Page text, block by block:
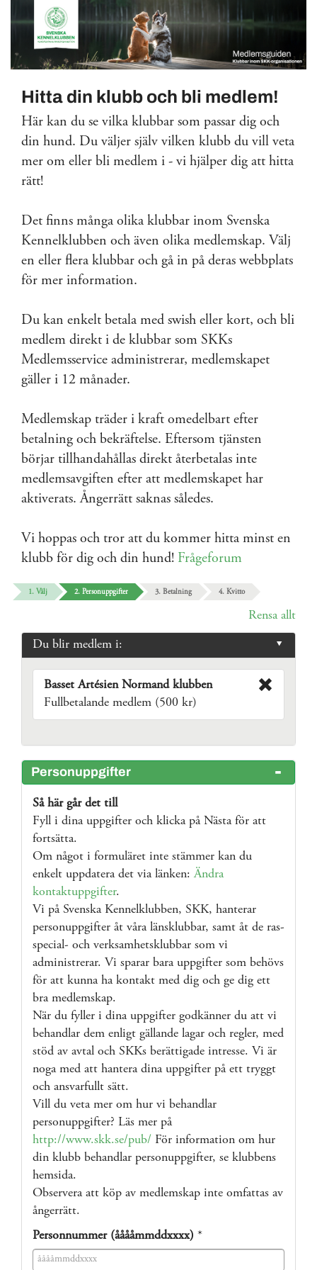
Hitta din klubb och bli medlem!
Här kan du se vilka klubbar som passar dig och
din hund. Du väljer själv vilken klubb du vill veta
mer om eller bli medlem i - vi hjälper dig att hitta
rätt!
Det finns många olika klubbar inom Svenska
Kennelklubben och även olika medlemskap. Välj
en eller flera klubbar och gå in på deras webbplats
för mer information.
Du kan enkelt betala med swish eller kort, och bli
medlem direkt i de klubbar som SKKs
Medlemsservice administrerar, medlemskapet
gäller i 12 månader.
Medlemskap träder i kraft omedelbart efter
betalning och bekräftelse. Eftersom tjänsten
börjar tillhandahållas direkt återbetalas inte
medlemsavgiften efter att medlemskapet har
aktiverats. Ångerrätt saknas således.
Vi hoppas och tror att du kommer hitta minst en
klubb för dig och din hund! Frågeforum
1. Välj 2. Personuppgifter 3. Betalning 4. Kvitto
Rensa allt
Du blir medlem i:
Basset Artésien Normand klubben
Fullbetalande medlem (500 kr)
Personuppgifter
Så här går det till
Fyll i dina uppgifter och klicka på Nästa för att
fortsätta.
Om något i formuläret inte stämmer kan du
enkelt uppdatera det via länken:Ändra
kontaktuppgifter.
Vi på Svenska Kennelklubben, SKK, hanterar
personuppgifter åt våra länsklubbar, samt åt de ras-
special- och verksamhetsklubbar som vi
administrerar. Vi sparar bara uppgifter som behövs
för att kunna ha kontakt med dig och ge dig ett
bra medlemskap.
När du fyller i dina uppgifter godkänner du att vi
behandlar dem enligt gällande lagar och regler, med
stöd av avtal och SKKs berättigade intresse. Vi är
noga med att hantera dina uppgifter på ett tryggt
och ansvarfullt sätt.
Vill du veta mer om hur vi behandlar
personuppgifter? Läs mer på
http://www.skk.se/pub/ För information om hur
din klubb behandlar personuppgifter, se klubbens
hemsida.
Observera att köp av medlemskap inte omfattas av
ångerrätt.
Personnummer (ååååmmddxxxx) *